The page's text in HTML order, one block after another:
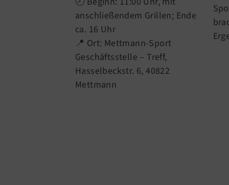
anschließendem Grillen; Ende
ca. 16 Uhr
📍 Ort: Mettmann-Sport
Geschäftsstelle – Treff,
Hasselbeckstr. 6, 40822
Mettmann